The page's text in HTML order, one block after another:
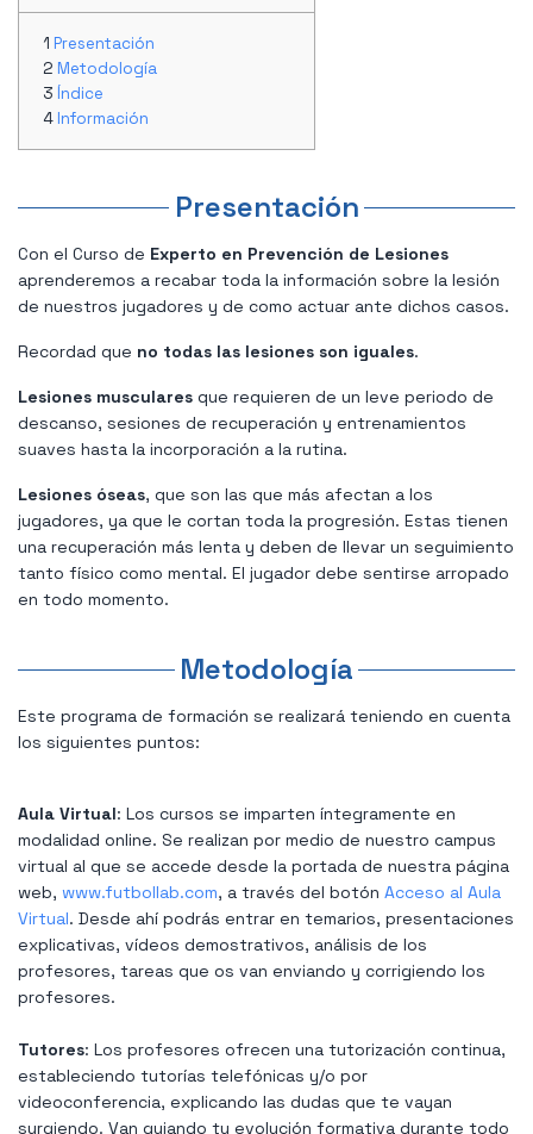
Presentación
Metodología
Índice
Información
Presentación
Con el Curso de Experto en Prevención de Lesiones
aprenderemos a recabar toda la información sobre la lesión
de nuestros jugadores y de como actuar ante dichos casos.
Recordad que no todas las lesiones son iguales.
Lesiones musculares que requieren de un leve periodo de
descanso, sesiones de recuperación y entrenamientos
suaves hasta la incorporación a la rutina.
Lesiones óseas, que son las que más afectan a los
jugadores, ya que le cortan toda la progresión. Estas tienen
una recuperación más lenta y deben de llevar un seguimiento
tanto físico como mental. El jugador debe sentirse arropado
en todo momento.
Metodología
Este programa de formación se realizará teniendo en cuenta
los siguientes puntos:
Aula Virtual: Los cursos se imparten íntegramente en
modalidad online. Se realizan por medio de nuestro campus
virtual al que se accede desde la portada de nuestra página
web, www.futbollab.com, a través del botón Acceso al Aula
Virtual. Desde ahí podrás entrar en temarios, presentaciones
explicativas, vídeos demostrativos, análisis de los
profesores, tareas que os van enviando y corrigiendo los
profesores.
Tutores: Los profesores ofrecen una tutorización continua,
estableciendo tutorías telefónicas y/o por
videoconferencia, explicando las dudas que te vayan
surgiendo. Van guiando tu evolución formativa durante todo